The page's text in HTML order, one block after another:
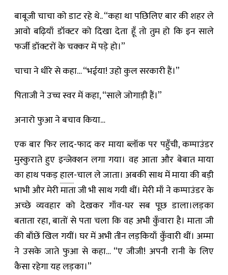
बाबूजी चाचा को डाट रहे थे.. “कहा था पछिलिए बार की शहर ले
आवो बढ़ियाँ डॉक्टर को दिखा देता हूँ तो तुम हो कि इन साले
फर्जी डॉक्टरों के चक्कर में पड़े हो।”
चाचा ने धीरे से कहा… “भईया! उहो कुल सरकारी हैं।”
पिताजी ने उच्च स्वर में कहा, “साले जोगाड़ी हैं।”
अनारो फुआ ने बचाव किया…
एक बार फिर लाद-फाद कर माया ब्लॉक पर पहुँची, कम्पाउंडर
मुस्कुराते हुए इन्जेक्शन लगा गया। वह आता और बेबात माया
का हाथ पकड़हाल-चाल ले जाता। अबकी साथ में माया की बड़ी
भाभी और मेरी माता जी भी साथ गयी थीं। मेरी माँ ने कम्पाउंडर के
अच्छे व्यवहार को देखकर गाँव-घर सब पूछ डाला।लड़का
बताता रहा, बातों से पता चला कि वह अभी कुँवारा है। माता जी
की बाँछें खिल गयीं। घर में अभी तीन लड़कियाँ कुँवारी थीं। अम्मा
ने उसके जाते फुआ से कहा… “ए जीजी! अपनी रानी के लिए
कैसा रहेगा यह लड़का।”